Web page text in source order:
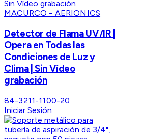
MACURCO - AERIONICS
Detector de Flama UV/IR |
Opera en Todas las
Condiciones de Luz y
Clima | Sin Vídeo
grabación
84-3211-1100-20
Iniciar Sesión